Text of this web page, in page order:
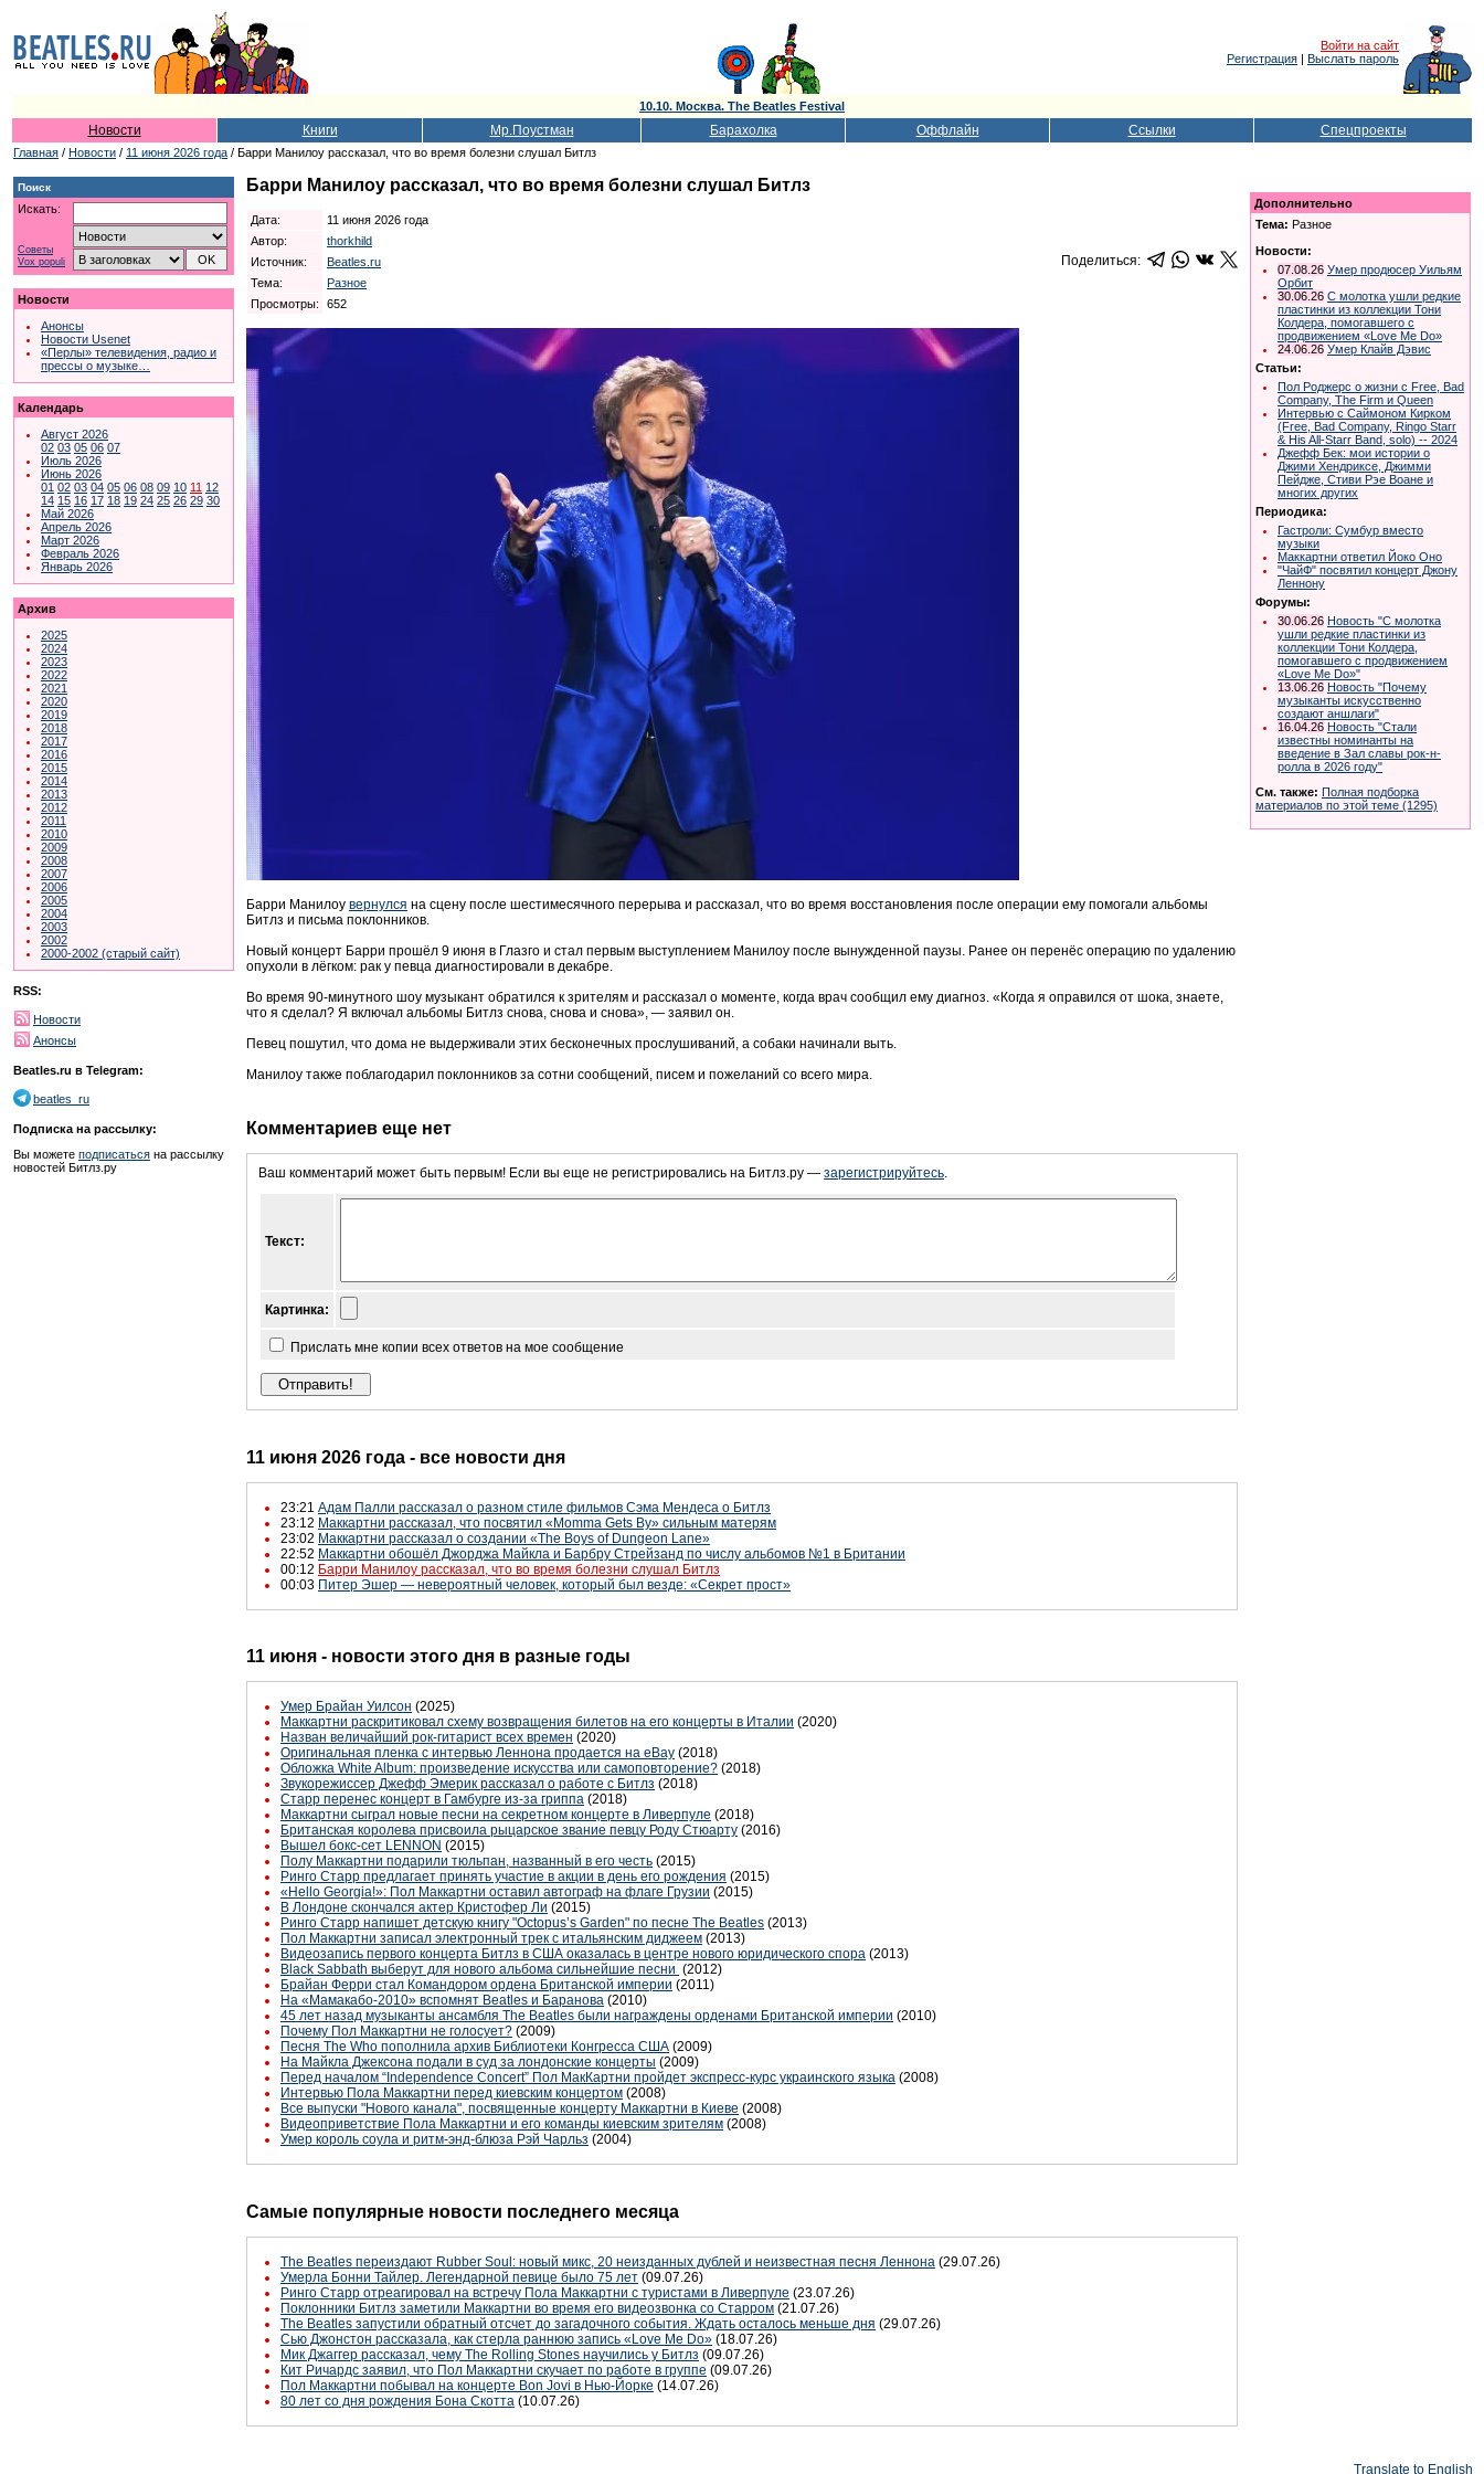
Войти на сайт
Регистрация | Выслать пароль
10.10. Москва. The Beatles Festival
Новости Книги Мр.Поустман Барахолка Оффлайн Ссылки Спецпроекты
Главная / Новости / 11 июня 2026 года / Барри Манилоу рассказал, что во время болезни слушал Битлз
Поиск
Искать:
Советы
Vox populi
Новости
Анонсы
Новости Usenet
«Перлы» телевидения, радио и
прессы о музыке…
Календарь
Август 2026
02 03 05 06 07
Июль 2026
Июнь 2026
01 02 03 04 05 06 08 09 10 11 12
14 15 16 17 18 19 24 25 26 29 30
Май 2026
Апрель 2026
Март 2026
Февраль 2026
Январь 2026
Архив
2025
2024
2023
2022
2021
2020
2019
2018
2017
2016
2015
2014
2013
2012
2011
2010
2009
2008
2007
2006
2005
2004
2003
2002
2000-2002 (старый сайт)
RSS:
Новости
Анонсы
Beatles.ru в Telegram:
beatles_ru
Подписка на рассылку:
Вы можете подписаться на рассылку
новостей Битлз.ру
Барри Манилоу рассказал, что во время болезни слушал Битлз
Дата:
11 июня 2026 года
Автор:
thorkhild
Источник:
Beatles.ru
Тема:
Разное
Просмотры:
652
Поделиться:
Барри Манилоу вернулся на сцену после шестимесячного перерыва и рассказал, что во время восстановления после операции ему помогали альбомы
Битлз и письма поклонников.
Новый концерт Барри прошёл 9 июня в Глазго и стал первым выступлением Манилоу после вынужденной паузы. Ранее он перенёс операцию по удалению
опухоли в лёгком: рак у певца диагностировали в декабре.
Во время 90-минутного шоу музыкант обратился к зрителям и рассказал о моменте, когда врач сообщил ему диагноз. «Когда я оправился от шока, знаете,
что я сделал? Я включал альбомы Битлз снова, снова и снова», — заявил он.
Певец пошутил, что дома не выдерживали этих бесконечных прослушиваний, а собаки начинали выть.
Манилоу также поблагодарил поклонников за сотни сообщений, писем и пожеланий со всего мира.
Комментариев еще нет
Ваш комментарий может быть первым! Если вы еще не регистрировались на Битлз.ру — зарегистрируйтесь.
Текст:
Картинка:
Прислать мне копии всех ответов на мое сообщение
11 июня 2026 года - все новости дня
23:21 Адам Палли рассказал о разном стиле фильмов Сэма Мендеса о Битлз
23:12 Маккартни рассказал, что посвятил «Momma Gets By» сильным матерям
23:02 Маккартни рассказал о создании «The Boys of Dungeon Lane»
22:52 Маккартни обошёл Джорджа Майкла и Барбру Стрейзанд по числу альбомов №1 в Британии
00:12 Барри Манилоу рассказал, что во время болезни слушал Битлз
00:03 Питер Эшер — невероятный человек, который был везде: «Секрет прост»
11 июня - новости этого дня в разные годы
Умеp Брайан Уилсон (2025)
Маккартни раскритиковал схему возвращения билетов на его концерты в Италии (2020)
Назван величайший рок-гитарист всех времен (2020)
Оригинальная пленка с интервью Леннона продается на eBay (2018)
Обложка White Album: произведение искусства или самоповторение? (2018)
Звукорежиссер Джефф Эмерик рассказал о работе с Битлз (2018)
Старр перенес концерт в Гамбурге из-за гриппа (2018)
Маккартни сыграл новые песни на секретном концерте в Ливерпуле (2018)
Британская королева присвоила рыцарское звание певцу Роду Стюарту (2016)
Вышел бокс-сет LENNON (2015)
Полу Маккартни подарили тюльпан, названный в его честь (2015)
Ринго Старр предлагает принять участие в акции в день его рождения (2015)
«Hello Georgia!»: Пол Маккартни оставил автограф на флаге Грузии (2015)
В Лондоне скончался актер Кристофер Ли (2015)
Ринго Старр напишет детскую книгу "Octopus’s Garden" по песне The Beatles (2013)
Пол Маккартни записал электронный трек с итальянским диджеем (2013)
Видеозапись первого концерта Битлз в США оказалась в центре нового юридического спора (2013)
Black Sabbath выберут для нового альбома сильнейшие песни (2012)
Брайан Ферри стал Командором ордена Британской империи (2011)
На «Мамакабо-2010» вспомнят Beatles и Баранова (2010)
45 лет назад музыканты ансамбля The Beatles были награждены орденами Британской империи (2010)
Почему Пол Маккартни не голосует? (2009)
Песня The Who пополнила архив Библиотеки Конгресса США (2009)
На Майкла Джексона подали в суд за лондонские концерты (2009)
Перед началом “Independence Concert” Пол МакКартни пройдет экспресс-курс украинского языка (2008)
Интервью Пола Маккартни перед киевским концертом (2008)
Все выпуски "Нового канала", посвященные концерту Маккартни в Киеве (2008)
Видеоприветствие Пола Маккартни и его команды киевским зрителям (2008)
Умер король соула и ритм-энд-блюза Рэй Чарльз (2004)
Самые популярные новости последнего месяца
The Beatles переиздают Rubber Soul: новый микс, 20 неизданных дублей и неизвестная песня Леннона (29.07.26)
Умерла Бонни Тайлер. Легендарной певице было 75 лет (09.07.26)
Ринго Старр отреагировал на встречу Пола Маккартни с туристами в Ливерпуле (23.07.26)
Поклонники Битлз заметили Маккартни во время его видеозвонка со Старром (21.07.26)
The Beatles запустили обратный отсчет до загадочного события. Ждать осталось меньше дня (29.07.26)
Сью Джонстон рассказала, как стерла раннюю запись «Love Me Do» (18.07.26)
Мик Джаггер рассказал, чему The Rolling Stones научились у Битлз (09.07.26)
Кит Ричардс заявил, что Пол Маккартни скучает по работе в группе (09.07.26)
Пол Маккартни побывал на концерте Bon Jovi в Нью-Йорке (14.07.26)
80 лет со дня рождения Бона Скотта (10.07.26)
Дополнительно
Тема: Разное
Новости:
07.08.26 Умер продюсер Уильям
Орбит
30.06.26 С молотка ушли редкие
пластинки из коллекции Тони
Колдера, помогавшего с
продвижением «Love Me Do»
24.06.26 Умер Клайв Дэвис
Статьи:
Пол Роджерс о жизни с Free, Bad
Company, The Firm и Queen
Интервью с Саймоном Кирком
(Free, Bad Company, Ringo Starr
& His All-Starr Band, solo) -- 2024
Джефф Бек: мои истории о
Джими Хендриксе, Джимми
Пейдже, Стиви Рэе Воане и
многих других
Периодика:
Гастроли: Сумбур вместо
музыки
Маккартни ответил Йоко Оно
"ЧайФ" посвятил концерт Джону
Леннону
Форумы:
30.06.26 Новость "С молотка
ушли редкие пластинки из
коллекции Тони Колдера,
помогавшего с продвижением
«Love Me Do»"
13.06.26 Новость "Почему
музыканты искусственно
создают аншлаги"
16.04.26 Новость "Стали
известны номинанты на
введение в Зал славы рок-н-
ролла в 2026 году"
См. также: Полная подборка
материалов по этой теме (1295)
Translate to English